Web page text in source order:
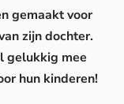
gemaakt voor
zijn dochter.
gelukkig mee
hun kinderen!